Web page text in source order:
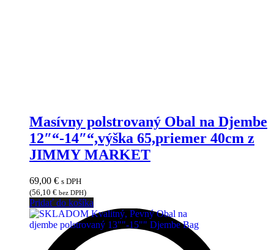
Masívny polstrovaný Obal na Djembe
12″“-14″“,výška 65,priemer 40cm z
JIMMY MARKET
69,00 € s DPH
(56,10 € bez DPH)
Pridať do košíka